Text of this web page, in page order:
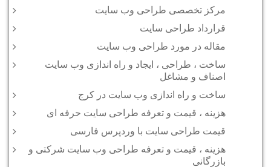
مرکز تخصصی طراحی وب سایت
قرارداد طراحی سایت
مقاله در مورد طراحی وب سایت
ساخت ، طراحی ، ایجاد و راه اندازی وب سایت
اصناف و مشاغل
ساخت و راه اندازی وب سایت در کرج
هزینه ، قیمت و تعرفه طراحی سایت حرفه ای
قیمت طراحی سایت با وردپرس فارسی
هزینه ، قیمت و تعرفه طراحی وب سایت شرکتی و
بازرگانی